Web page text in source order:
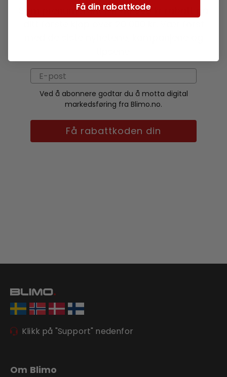
Som prenumerant får du 500 kr rabatt på
Ved å abonnere godtar du å motta digital
markedsføring fra Blimo.no.
Få rabattkoden din
Klikk på "Support" nedenfor
Om Blimo
Få din rabattkode